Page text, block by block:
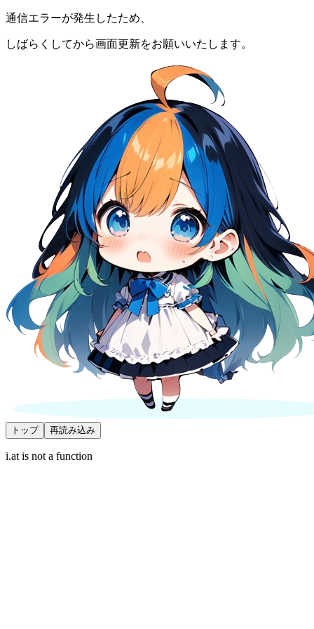
通信エラーが発生したため、
しばらくしてから画面更新をお願いいたします。
トップ 再読み込み
i.at is not a function